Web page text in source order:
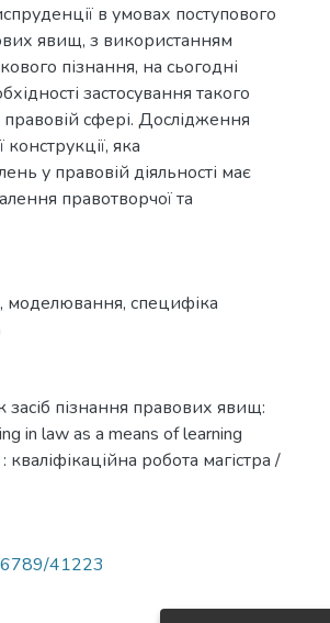
в умовах поступового
явищ, з використанням
пізнання, на сьогодні
застосування такого
сфері. Дослідження
яка
у правовій діяльності має
правотворчої та
, моделювання, специфіка
пізнання правових явищ:
in law as a means of learning
робота магістра /
41223